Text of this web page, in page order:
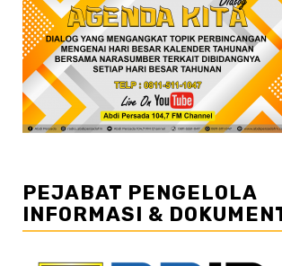
PEJABAT PENGELOLA
INFORMASI &